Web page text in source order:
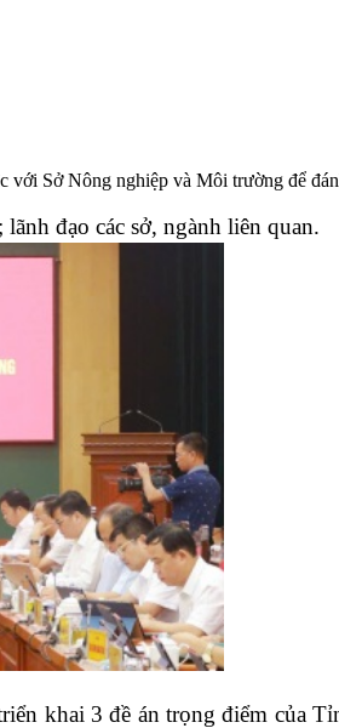
Sở Nông nghiệp và Môi trường để
đạo các sở, ngành liên quan.
khai 3 đề án trọng điểm của